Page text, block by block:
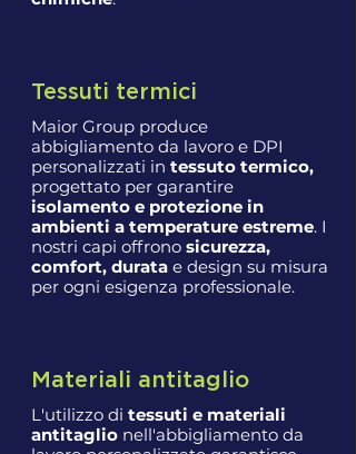
Tessuti termici
Maior Group produce
abbigliamento da lavoro e DPI
personalizzati in tessuto termico,
progettato per garantire
isolamento e protezione in
ambienti a temperature estreme. I
nostri capi offrono sicurezza,
comfort, durata e design su misura
per ogni esigenza professionale.
Materiali antitaglio
L'utilizzo di tessuti e materiali
antitaglio nell'abbigliamento da